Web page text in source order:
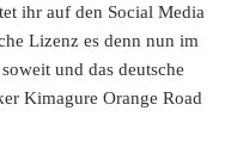
ihr auf den Social Media
Lizenz es denn nun im
und das deutsche
Kimagure Orange Road